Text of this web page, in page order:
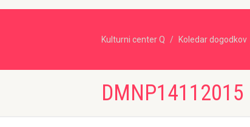
Kulturni center Q Koledar dogodkov
DMNP14112015